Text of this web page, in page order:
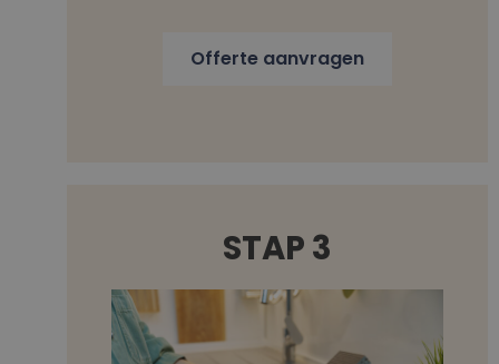
Offerte aanvragen
STAP 3